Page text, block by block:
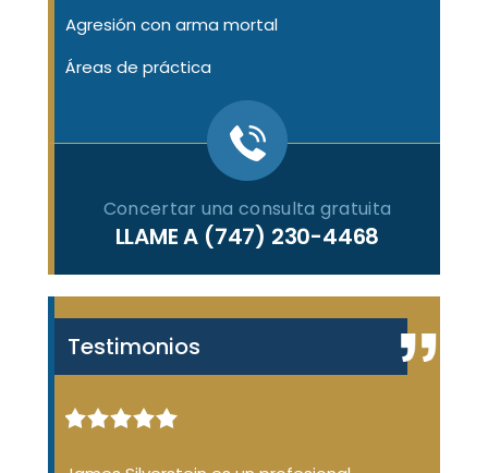
Agresión con arma mortal
Áreas de práctica
Concertar una consulta gratuita
LLAME A (747) 230-4468
Testimonios